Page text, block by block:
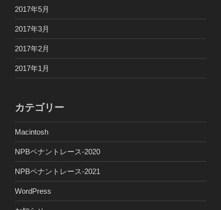
2017年5月
2017年3月
2017年2月
2017年1月
カテゴリー
Macintosh
NPBペナントレース-2020
NPBペナントレース-2021
WordPress